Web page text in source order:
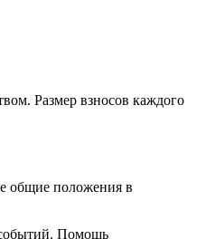
Размер взносов каждого
общие положения в
событий. Помощь